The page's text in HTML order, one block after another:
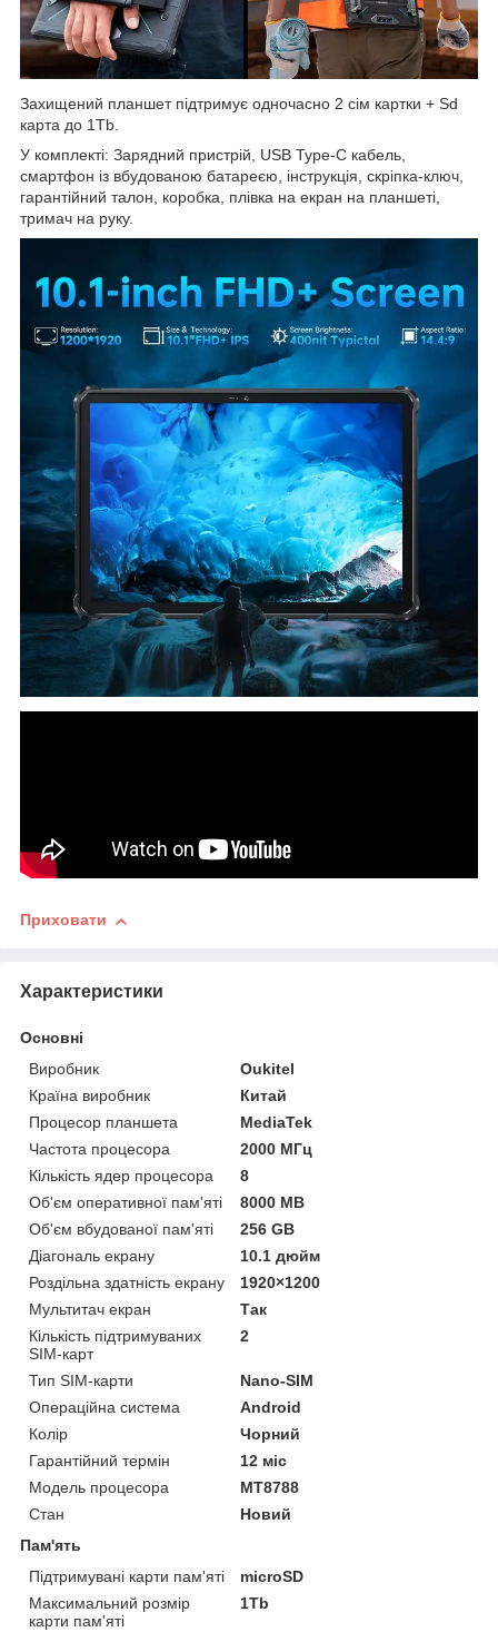
Захищений планшет підтримує одночасно 2 сім картки + Sd
карта до 1Tb.
У комплекті: Зарядний пристрій, USB Type-C кабель,
смартфон із вбудованою батареєю, інструкція, скріпка-ключ,
гарантійний талон, коробка, плівка на екран на планшеті,
тримач на руку.
Приховати
Характеристики
Основні
Виробник
Oukitel
Країна виробник
Китай
Процесор планшета
MediaTek
Частота процесора
2000 МГц
Кількість ядер процесора
8
Об'єм оперативної пам'яті
8000 MB
Об'єм вбудованої пам'яті
256 GB
Діагональ екрану
10.1 дюйм
Роздільна здатність екрану
1920×1200
Мультитач екран
Так
Кількість підтримуваних
SIM-карт
2
Тип SIM-карти
Nano-SIM
Операційна система
Android
Колір
Чорний
Гарантійний термін
12 міс
Модель процесора
MT8788
Стан
Новий
Пам'ять
Підтримувані карти пам'яті
microSD
Максимальний розмір
карти пам'яті
1Tb